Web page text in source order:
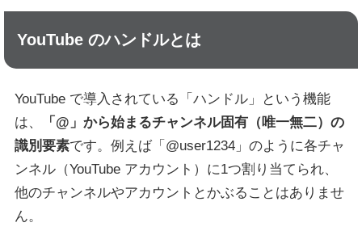
YouTube のハンドルとは
YouTube で導入されている「ハンドル」という機能
は、
「@」から始まるチャンネル固有（唯一無二）の
識別要素です。例えば「@user1234」のように各チャ
ンネル（YouTube アカウント）に1つ割り当てられ、
他のチャンネルやアカウントとかぶることはありませ
ん。